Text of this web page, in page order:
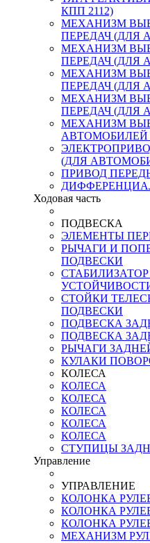
КПП 2112)
МЕХАНИЗМ
ПЕРЕДАЧ (ДЛЯ
МЕХАНИЗМ
ПЕРЕДАЧ (ДЛЯ
МЕХАНИЗМ
ПЕРЕДАЧ (ДЛЯ
МЕХАНИЗМ
ПЕРЕДАЧ (ДЛЯ
МЕХАНИЗМ
АВТОМОБИЛЕЙ
(ДЛЯ
ПРИВОД
Ходовая часть
ПОДВЕСКА
ЭЛЕМЕНТЫ
РЫЧАГИ И
ПОДВЕСКИ
СТОЙКИ
ПОДВЕСКИ
ПОДВЕСКА
ПОДВЕСКА
РЫЧАГИ
КУЛАКИ
КОЛЕСА
КОЛЕСА
КОЛЕСА
КОЛЕСА
КОЛЕСА
КОЛЕСА
СТУПИЦЫ
Управление
УПРАВЛЕНИЕ
КОЛОНКА
КОЛОНКА
КОЛОНКА
МЕХАНИЗМ